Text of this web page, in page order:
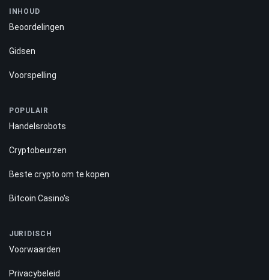
INHOUD
Beoordelingen
Gidsen
Voorspelling
POPULAIR
Handelsrobots
Cryptobeurzen
Beste crypto om te kopen
Bitcoin Casino's
JURIDISCH
Voorwaarden
Privacybeleid